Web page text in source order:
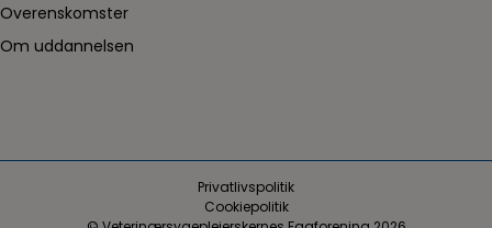
Overenskomster
Om uddannelsen
Privatlivspolitik
Cookiepolitik